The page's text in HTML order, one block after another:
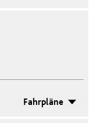
Fahrpläne